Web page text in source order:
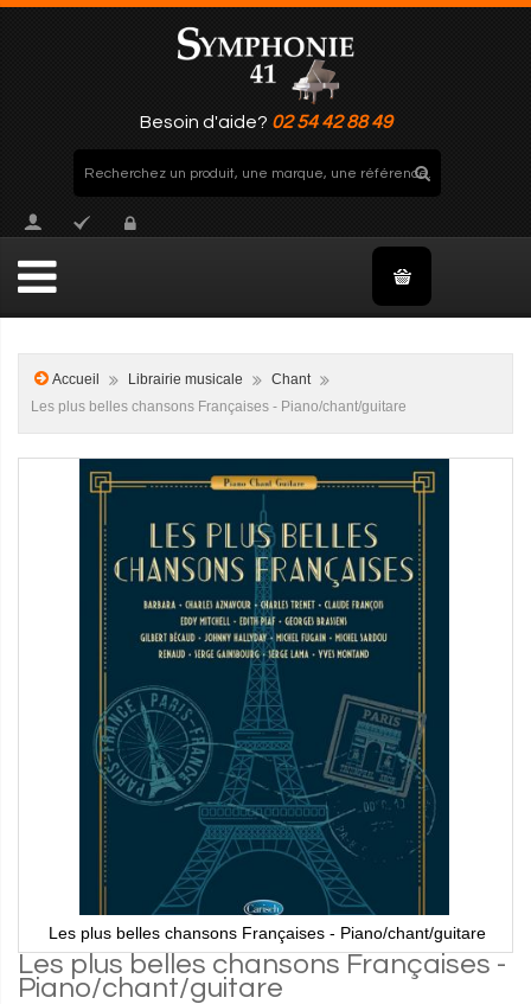
Besoin d'aide? 02 54 42 88 49
Accueil Librairie musicale
Chant
Les plus belles chansons Françaises - Piano/chant/guitare
Les plus belles chansons Françaises - Piano/chant/guitare
Les plus belles chansons Françaises -
Piano/chant/guitare